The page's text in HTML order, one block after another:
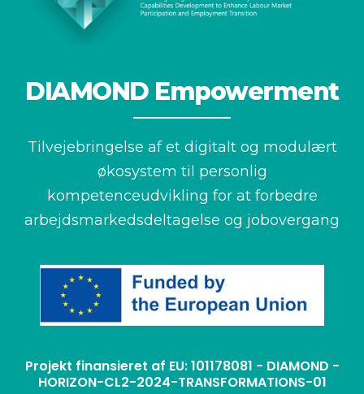
DIAMOND Empowerment
Tilvejebringelse af et digitalt og modulært
økosystem til personlig
kompetenceudvikling for at forbedre
arbejdsmarkedsdeltagelse og jobovergang
Projekt finansieret af EU: 101178081 - DIAMOND -
HORIZON-CL2-2024-TRANSFORMATIONS-01